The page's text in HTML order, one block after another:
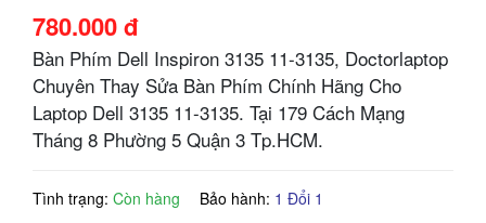
780.000 đ
Bàn Phím Dell Inspiron 3135 11-3135, Doctorlaptop
Chuyên Thay Sửa Bàn Phím Chính Hãng Cho
Laptop Dell 3135 11-3135. Tại 179 Cách Mạng
Tháng 8 Phường 5 Quận 3 Tp.HCM.
Tình trạng: Còn hàng Bảo hành: 1 Đổi 1